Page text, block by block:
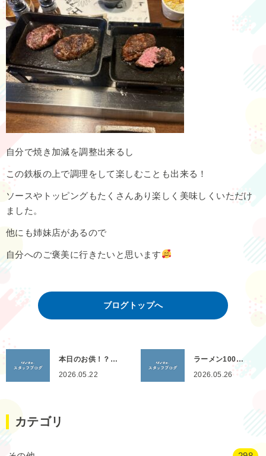
自分で焼き加減を調整出来るし
この鉄板の上で調理をして楽しむことも出来る！
ソースやトッピングもたくさんあり楽しく美味しくいただけ
ました。
他にも姉妹店があるので
自分へのご褒美に行きたいと思います
ブログトップへ
本日のお供！？…
2026.05.22
ラーメン100…
2026.05.26
カテゴリ